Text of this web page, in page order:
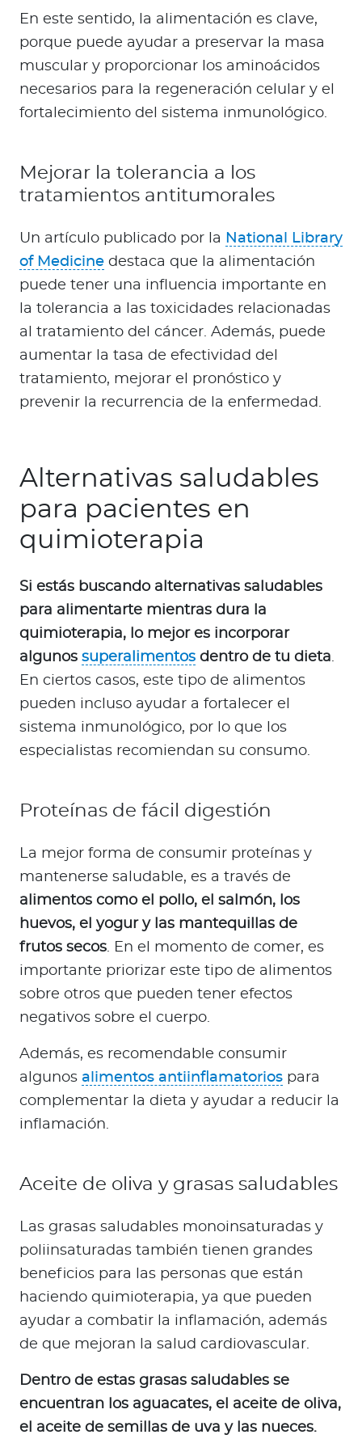
En este sentido, la alimentación es clave,
porque puede ayudar a preservar la masa
muscular y proporcionar los aminoácidos
necesarios para la regeneración celular y el
fortalecimiento del sistema inmunológico.
Mejorar la tolerancia a los
tratamientos antitumorales
Un artículo publicado por la National Library
of Medicine destaca que la alimentación
puede tener una influencia importante en
la tolerancia a las toxicidades relacionadas
al tratamiento del cáncer. Además, puede
aumentar la tasa de efectividad del
tratamiento, mejorar el pronóstico y
prevenir la recurrencia de la enfermedad.
Alternativas saludables
para pacientes en
quimioterapia
Si estás buscando alternativas saludables
para alimentarte mientras dura la
quimioterapia, lo mejor es incorporar
algunos superalimentos dentro de tu dieta.
En ciertos casos, este tipo de alimentos
pueden incluso ayudar a fortalecer el
sistema inmunológico, por lo que los
especialistas recomiendan su consumo.
Proteínas de fácil digestión
La mejor forma de consumir proteínas y
mantenerse saludable, es a través de
alimentos como el pollo, el salmón, los
huevos, el yogur y las mantequillas de
frutos secos. En el momento de comer, es
importante priorizar este tipo de alimentos
sobre otros que pueden tener efectos
negativos sobre el cuerpo.
Además, es recomendable consumir
algunos alimentos antiinflamatorios para
complementar la dieta y ayudar a reducir la
inflamación.
Aceite de oliva y grasas saludables
Las grasas saludables monoinsaturadas y
poliinsaturadas también tienen grandes
beneficios para las personas que están
haciendo quimioterapia, ya que pueden
ayudar a combatir la inflamación, además
de que mejoran la salud cardiovascular.
Dentro de estas grasas saludables se
encuentran los aguacates, el aceite de oliva,
el aceite de semillas de uva y las nueces.